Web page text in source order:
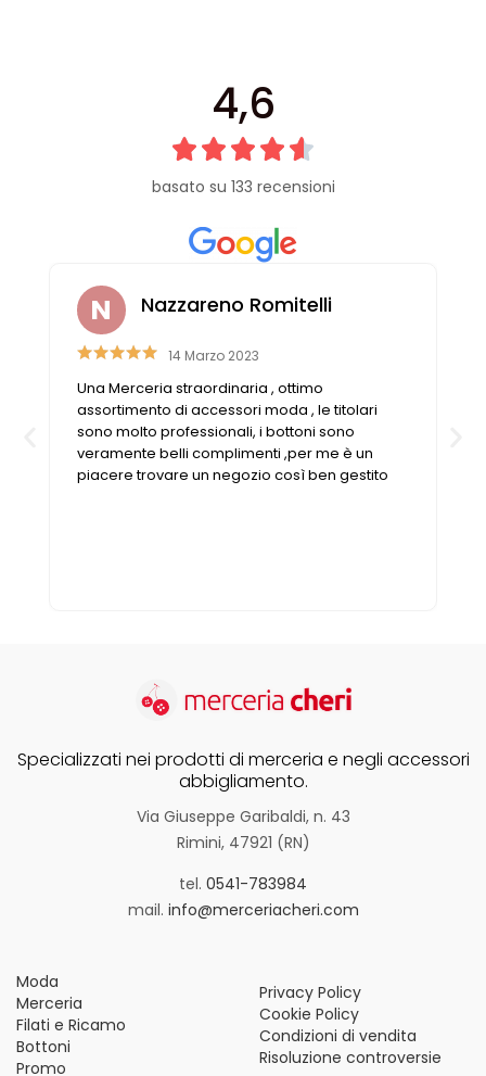
4,6
basato su 133 recensioni
Nazzareno Romitelli
14 Marzo 2023
Una Merceria straordinaria , ottimo
assortimento di accessori moda , le titolari
sono molto professionali, i bottoni sono
veramente belli complimenti ,per me è un
piacere trovare un negozio così ben gestito
Specializzati nei prodotti di merceria e negli accessori
abbigliamento.
Via Giuseppe Garibaldi, n. 43
Rimini, 47921 (RN)
tel. 0541-783984
mail. info@merceriacheri.com
Moda
Merceria
Filati e Ricamo
Bottoni
Promo
Privacy Policy
Cookie Policy
Condizioni di vendita
Risoluzione controversie